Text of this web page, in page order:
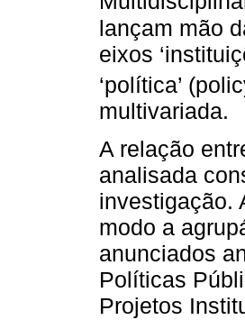
lançam mão
eixos
‘política’
multivariada.
A relação
analisada
investigação.
modo a
anunciados
Políticas
Projetos